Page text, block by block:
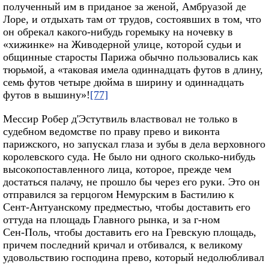
полученный им в приданое за женой, Амбруазой де
Лоре, и отдыхать там от трудов, состоявших в том, что
он обрекал какого‑нибудь горемыку на ночевку в
«хижинке» на Живодерной улице, которой судьи и
общинные старосты Парижа обычно пользовались как
тюрьмой, а «таковая имела одиннадцать футов в длину,
семь футов четыре дюйма в ширину и одиннадцать
футов в вышину»![77]
Мессир Робер д'Эстутвиль властвовал не только в
судебном ведомстве по праву прево и виконта
парижского, но запускал глаза и зубы в дела верховного
королевского суда. Не было ни одного сколько‑нибудь
высокопоставленного лица, которое, прежде чем
достаться палачу, не прошло бы через его руки. Это он
отправился за герцогом Немурским в Бастилию к
Сент‑Антуанскому предместью, чтобы доставить его
оттуда на площадь Главного рынка, и за г‑ном
Сен‑Поль, чтобы доставить его на Гревскую площадь,
причем последний кричал и отбивался, к великому
удовольствию господина прево, который недолюбливал